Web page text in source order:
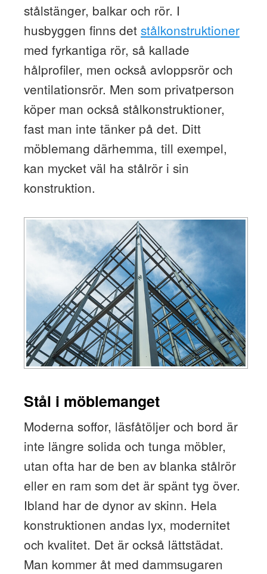
stålstänger, balkar och rör. I
husbyggen finns det stålkonstruktioner
med fyrkantiga rör, så kallade
hålprofiler, men också avloppsrör och
ventilationsrör. Men som privatperson
köper man också stålkonstruktioner,
fast man inte tänker på det. Ditt
möblemang därhemma, till exempel,
kan mycket väl ha stålrör i sin
konstruktion.
Stål i möblemanget
Moderna soffor, läsfåtöljer och bord är
inte längre solida och tunga möbler,
utan ofta har de ben av blanka stålrör
eller en ram som det är spänt tyg över.
Ibland har de dynor av skinn. Hela
konstruktionen andas lyx, modernitet
och kvalitet. Det är också lättstädat.
Man kommer åt med dammsugaren